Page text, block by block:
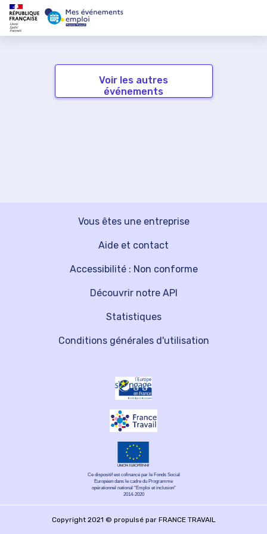
Voir les autres
événements
Vous êtes une entreprise
Découvrir notre API
Aide et contact
Statistiques
Accessibilité : Non conforme
Conditions générales d'utilisation
Ce dispositif est cofinancé par le Fonds Social
Européen dans le cadre du Programme
opérationnel national "Emploi et inclusion"
2014-2020
Copyright 2021 © propulsé par FRANCE TRAVAIL